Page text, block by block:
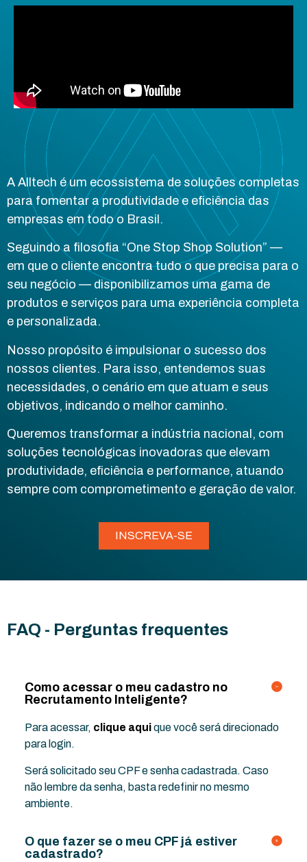
A Alltech é um ecossistema de soluções completas
para fomentar a produtividade e eficiência das
empresas em todo o Brasil.
Seguindo a filosofia “One Stop Shop Solution” —
em que o cliente encontra tudo o que precisa para o
seu negócio — disponibilizamos uma gama de
produtos e serviços para uma experiência completa
e personalizada.
Nosso propósito é impulsionar o sucesso dos
nossos clientes. Para isso, entendemos suas
necessidades, o cenário em que atuam e seus
objetivos, indicando o melhor caminho.
Queremos transformar a indústria nacional, com
soluções tecnológicas inovadoras que elevam
produtividade, eficiência e performance, atuando
sempre com comprometimento e geração de valor.
INSCREVA-SE
FAQ - Perguntas frequentes
Como acessar o meu cadastro no
Recrutamento Inteligente?
Para acessar, clique aquique você será direcionado
para login.
Será solicitado seu CPF e senha cadastrada. Caso
não lembre da senha, basta redefinir no mesmo
ambiente.
O que fazer se o meu CPF já estiver
cadastrado?